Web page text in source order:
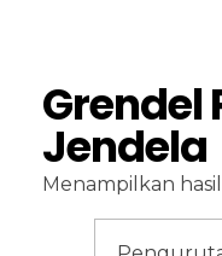
Grendel
Jendela
Menampilkan